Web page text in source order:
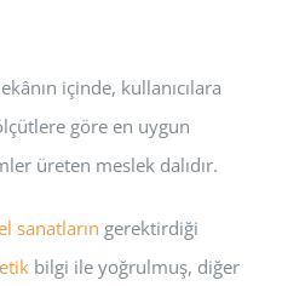
içinde, kullanıcılara
göre en uygun
üreten meslek dalıdır.
sanatların gerektirdiği
bilgi ile yoğrulmuş, diğer